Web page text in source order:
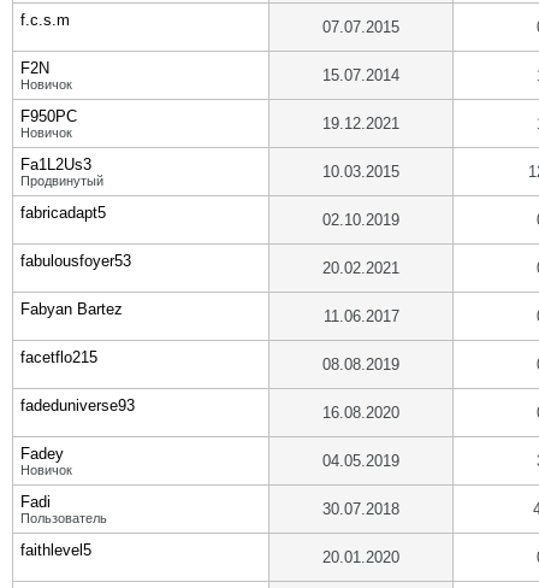
f.c.s.m 07.07.2015
F2N
Новичок 15.07.2014
F950PC
Новичок 19.12.2021
Fa1L2Us3
Продвинутый 10.03.2015
fabricadapt5 02.10.2019
fabulousfoyer53 20.02.2021
Fabyan Bartez 11.06.2017
facetflo215 08.08.2019
fadeduniverse93 16.08.2020
Fadey
Новичок 04.05.2019
Fadi
Пользователь 30.07.2018
faithlevel5 20.01.2020